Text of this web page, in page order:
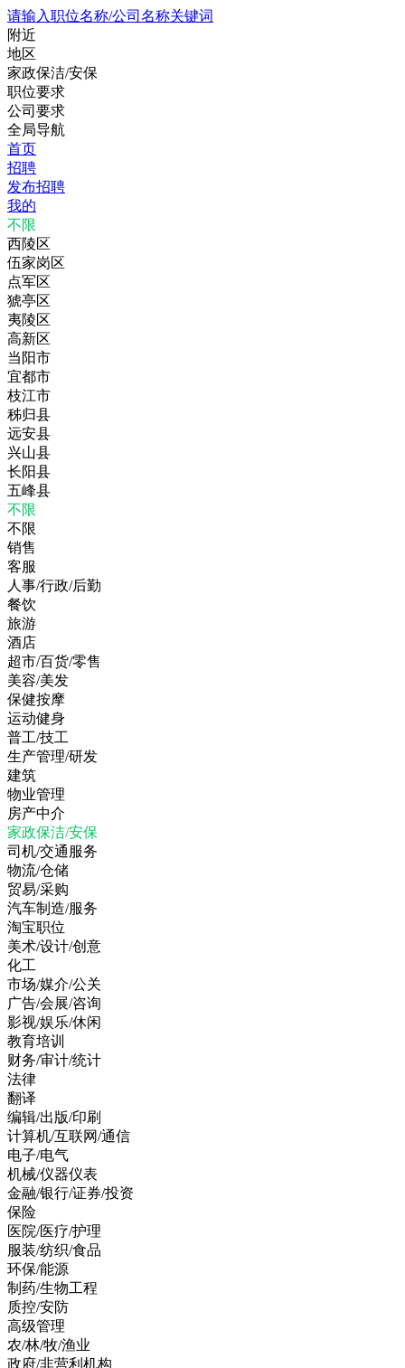
请输入职位名称/公司名称关键词
附近
地区
家政保洁/安保
职位要求
公司要求
全局导航
首页
招聘
发布招聘
我的
不限
西陵区
伍家岗区
点军区
猇亭区
夷陵区
高新区
当阳市
宜都市
枝江市
秭归县
远安县
兴山县
长阳县
五峰县
不限
不限
销售
客服
人事/行政/后勤
餐饮
旅游
酒店
超市/百货/零售
美容/美发
保健按摩
运动健身
普工/技工
生产管理/研发
建筑
物业管理
房产中介
家政保洁/安保
司机/交通服务
物流/仓储
贸易/采购
汽车制造/服务
淘宝职位
美术/设计/创意
化工
市场/媒介/公关
广告/会展/咨询
影视/娱乐/休闲
教育培训
财务/审计/统计
法律
翻译
编辑/出版/印刷
计算机/互联网/通信
电子/电气
机械/仪器仪表
金融/银行/证券/投资
保险
医院/医疗/护理
服装/纺织/食品
环保/能源
制药/生物工程
质控/安防
高级管理
农/林/牧/渔业
政府/非营利机构